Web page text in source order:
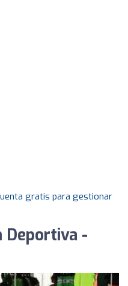
gratis para gestionar
Deportiva -